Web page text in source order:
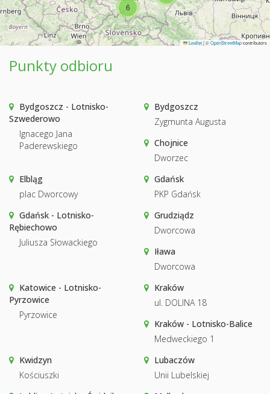
6
Leaflet|©OpenStreetMapcontributors
Punkty odbioru
Bydgoszcz - Lotnisko-
Szwederowo
Ignacego Jana
Paderewskiego
Bydgoszcz
Zygmunta Augusta
Chojnice
Dworzec
Elbląg
plac Dworcowy
Gdańsk
PKP Gdańsk
Gdańsk - Lotnisko-
Rębiechowo
Juliusza Słowackiego
Grudziądz
Dworcowa
Iława
Dworcowa
Katowice - Lotnisko-
Pyrzowice
Pyrzowice
Kraków
ul. DOLINA 18
Kraków - Lotnisko-Balice
Medweckiego 1
Kwidzyn
Kościuszki
Lubaczów
Unii Lubelskiej